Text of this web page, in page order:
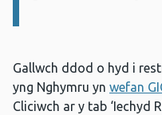
Gallwch ddod o hyd i
yng Nghymru yn wefan
Cliciwch ar y tab ‘Iechyd